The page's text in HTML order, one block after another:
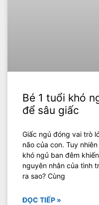
Bé 1 tuổi khó
để sâu giấc
Giấc ngủ đóng vai trò
não của con. Tuy
khó ngủ ban đêm
nguyên nhân của tình
ra sao? Cùng
ĐỌC TIẾP »